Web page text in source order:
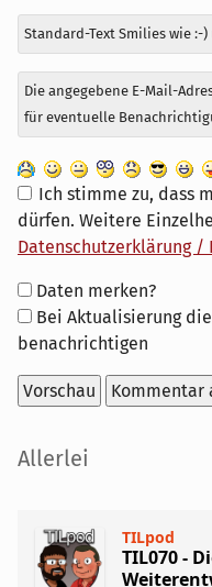
Standard-Text Smilies wie
Die angegebene E-Mail-
für eventuelle
Ich stimme zu, dass
dürfen. Weitere
Datenschutzerklärung /
Formular-
Optionen
Daten merken?
Bei Aktualisierung
benachrichtigen
Seitenleiste
Allerlei